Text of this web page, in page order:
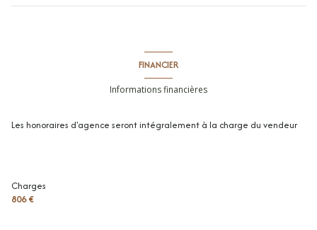
vue Dégagée,Jardin
terrasse
chambre
11.31 m²
terrasse
FINANCIER
Informations financières
Les honoraires d'agence seront intégralement à la charge du vendeur
Charges
806 €